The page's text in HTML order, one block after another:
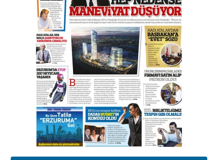
BİR BÖLÜM DEĞİL, BİR ÖMÜR
SEÇİYORSUNUZ… “NEDEN
ATATÜRK ÜNİVERSİTESİ?”
28 Temmuz 2026 Salı
Ahmet Gökhan YAZICI
Ahmed Yesevi’den bir Alperen…
”Reisimiz” idi… Hakka yürüdü.!
26 Mart 2026 Perşembe
Cem Bakırcı
Ardında bıraktığı hatıralarıyla
gönül adamı Faruk Terzioğlu!
13 Mayıs 2026 Çarşamba
Esat BİNDESEN
Başkan Sekmen’den Erzurum’a
bir vizyon proje daha!